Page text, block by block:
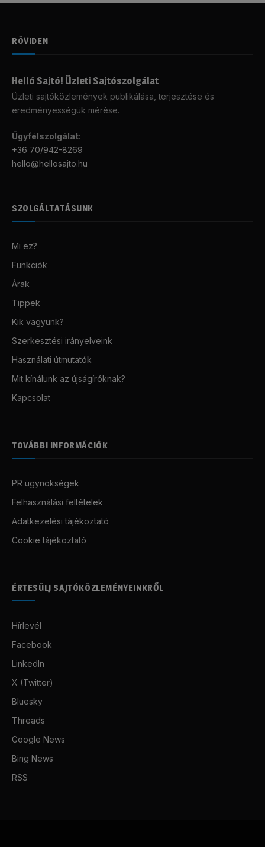
RÖVIDEN
Helló Sajtó! Üzleti Sajtószolgálat
Üzleti sajtóközlemények publikálása, terjesztése és
eredményességük mérése.
Ügyfélszolgálat:
+36 70/942-8269
hello@hellosajto.hu
SZOLGÁLTATÁSUNK
Mi ez?
Funkciók
Árak
Tippek
Kik vagyunk?
Szerkesztési irányelveink
Használati útmutatók
Mit kínálunk az újságíróknak?
Kapcsolat
TOVÁBBI INFORMÁCIÓK
PR ügynökségek
Felhasználási feltételek
Adatkezelési tájékoztató
Cookie tájékoztató
ÉRTESÜLJ SAJTÓKÖZLEMÉNYEINKRŐL
Hírlevél
Facebook
LinkedIn
X (Twitter)
Bluesky
Threads
Google News
Bing News
RSS